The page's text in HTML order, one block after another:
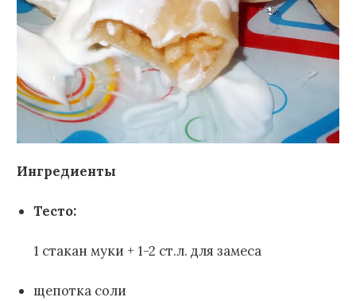
Ингредиенты
Тесто:
1 стакан муки + 1-2 ст.л. для замеса
щепотка соли